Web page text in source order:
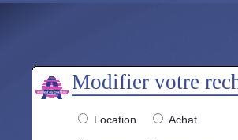
Modifier votre
Location Achat